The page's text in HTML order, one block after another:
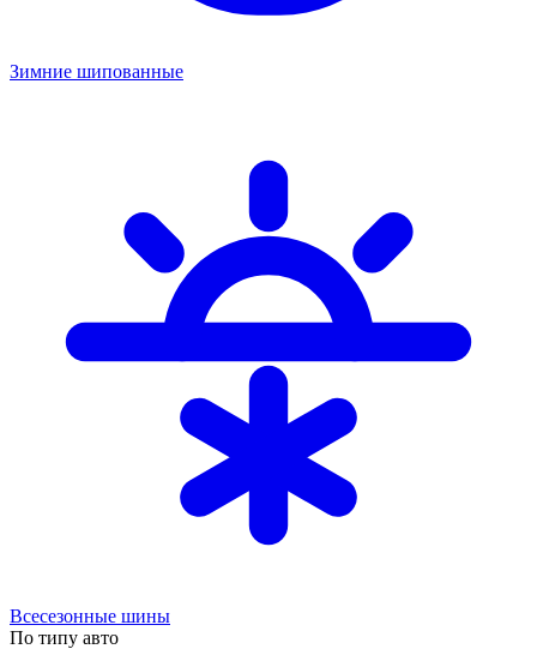
Зимние шипованные
Всесезонные шины
По типу авто